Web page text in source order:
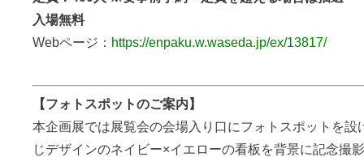
入場無料
Webページ： https://enpaku.w.waseda.jp/ex/13817/
【フォトスポットのご案内】
本企画展では展覧会の会場入り口にフォトスポットを設
じデザインのネイビー×イエローの看板を背景に記念撮